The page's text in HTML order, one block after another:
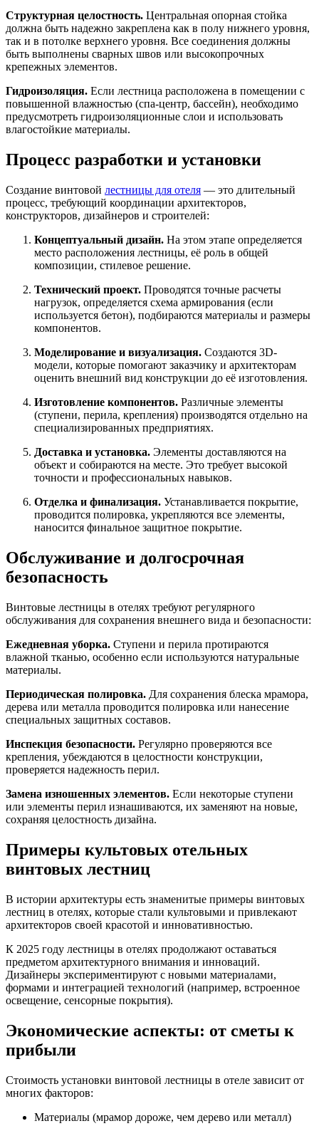
Структурная целостность. Центральная опорная стойка
должна быть надежно закреплена как в полу нижнего уровня,
так и в потолке верхнего уровня. Все соединения должны
быть выполнены сварных швов или высокопрочных
крепежных элементов.
Гидроизоляция. Если лестница расположена в помещении с
повышенной влажностью (спа-центр, бассейн), необходимо
предусмотреть гидроизоляционные слои и использовать
влагостойкие материалы.
Процесс разработки и установки
Создание винтовой лестницы для отеля — это длительный
процесс, требующий координации архитекторов,
конструкторов, дизайнеров и строителей:
Концептуальный дизайн. На этом этапе определяется
место расположения лестницы, её роль в общей
композиции, стилевое решение.
Технический проект. Проводятся точные расчеты
нагрузок, определяется схема армирования (если
используется бетон), подбираются материалы и размеры
компонентов.
Моделирование и визуализация. Создаются 3D-
модели, которые помогают заказчику и архитекторам
оценить внешний вид конструкции до её изготовления.
Изготовление компонентов. Различные элементы
(ступени, перила, крепления) производятся отдельно на
специализированных предприятиях.
Доставка и установка. Элементы доставляются на
объект и собираются на месте. Это требует высокой
точности и профессиональных навыков.
Отделка и финализация. Устанавливается покрытие,
проводится полировка, укрепляются все элементы,
наносится финальное защитное покрытие.
Обслуживание и долгосрочная
безопасность
Винтовые лестницы в отелях требуют регулярного
обслуживания для сохранения внешнего вида и безопасности:
Ежедневная уборка. Ступени и перила протираются
влажной тканью, особенно если используются натуральные
материалы.
Периодическая полировка. Для сохранения блеска мрамора,
дерева или металла проводится полировка или нанесение
специальных защитных составов.
Инспекция безопасности. Регулярно проверяются все
крепления, убеждаются в целостности конструкции,
проверяется надежность перил.
Замена изношенных элементов. Если некоторые ступени
или элементы перил изнашиваются, их заменяют на новые,
сохраняя целостность дизайна.
Примеры культовых отельных
винтовых лестниц
В истории архитектуры есть знаменитые примеры винтовых
лестниц в отелях, которые стали культовыми и привлекают
архитекторов своей красотой и инновативностью.
К 2025 году лестницы в отелях продолжают оставаться
предметом архитектурного внимания и инноваций.
Дизайнеры экспериментируют с новыми материалами,
формами и интеграцией технологий (например, встроенное
освещение, сенсорные покрытия).
Экономические аспекты: от сметы к
прибыли
Стоимость установки винтовой лестницы в отеле зависит от
многих факторов:
Материалы (мрамор дороже, чем дерево или металл)